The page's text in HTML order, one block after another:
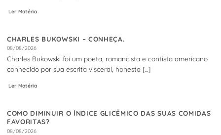
Ler Matéria
CHARLES BUKOWSKI – CONHEÇA.
08/08/2026
Charles Bukowski foi um poeta, romancista e contista americano
conhecido por sua escrita visceral, honesta [...]
Ler Matéria
COMO DIMINUIR O ÍNDICE GLICÊMICO DAS SUAS COMIDAS
FAVORITAS?
08/08/2026